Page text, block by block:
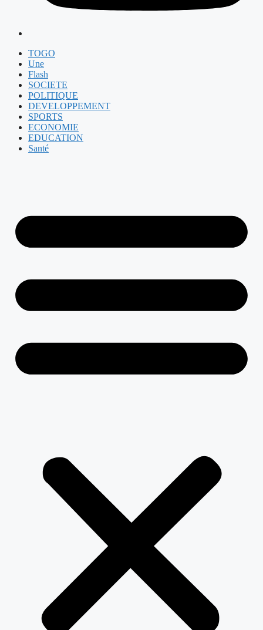
TOGO
Une
Flash
SOCIETE
POLITIQUE
DEVELOPPEMENT
SPORTS
ECONOMIE
EDUCATION
Santé